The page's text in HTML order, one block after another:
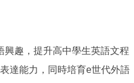
興趣，提升高中學生英語文程
達能力，同時培育e世代外語